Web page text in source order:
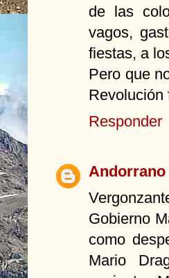
de las
vagos,
fiestas, a
Pero que
Revolución
Responder
Andorrano
Gobierno
como
Mario